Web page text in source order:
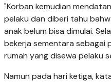
"Korban kemudian
pelaku dan diberi tahu
anak belum bisa dimulai.
bekerja sementara sebagai
rumah yang disewa pelaku
Namun pada hari ketiga,